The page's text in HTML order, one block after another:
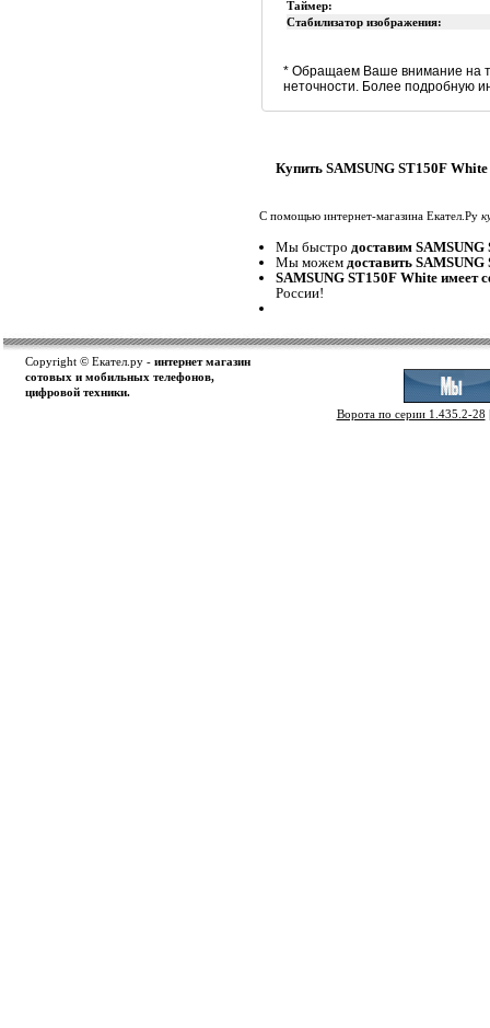
Таймер:
Стабилизатор изображения:
* Обращаем Ваше внимание на
неточности. Более подробную
Купить SAMSUNG ST150F White
С помощью интернет-магазина Екател.Ру
Мы быстро доставим
Мы можем доставить
SAMSUNG ST150F White имеет
России!
Copyright © Екател.ру - интернет магазин
сотовых и мобильных телефонов,
цифровой техники.
Ворота по серии 1.435.2-28